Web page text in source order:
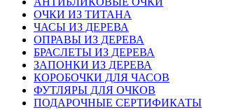
ОЧКИ ИЗ ТИТАНА
ЧАСЫ ИЗ ДЕРЕВА
ОПРАВЫ ИЗ ДЕРЕВА
БРАСЛЕТЫ ИЗ ДЕРЕВА
ЗАПОНКИ ИЗ ДЕРЕВА
КОРОБОЧКИ ДЛЯ ЧАСОВ
ФУТЛЯРЫ ДЛЯ ОЧКОВ
ПОДАРОЧНЫЕ СЕРТИФИКАТЫ